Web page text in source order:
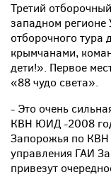
Третий
западном
отборочного
крымчанами,
дети!». Первое
«88 чудо света».
- Это очень
КВН ЮИД -2008
Запорожья по КВН
управления ГАИ
привезут